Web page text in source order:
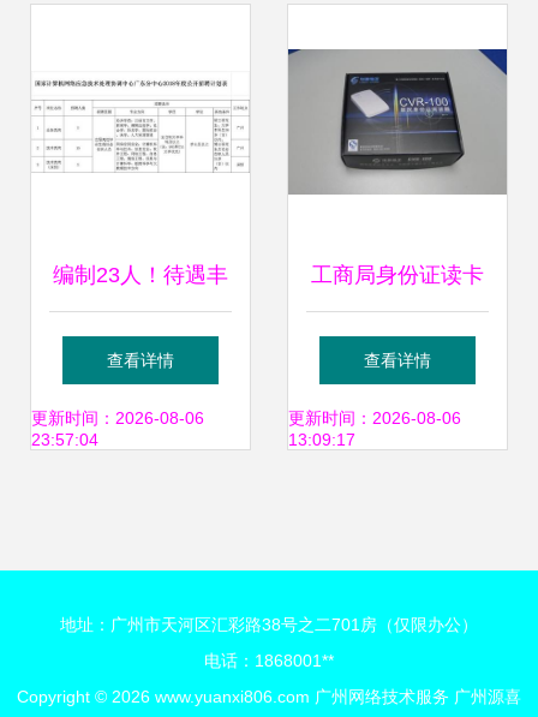
编制23人！待遇丰
厚丨国家计算机网
络应急技术处理协
聘公告
查看详情
更新时间：2026-08-06
23:57:04
工商局身份证读卡
器 智能识别的革新
应用与样板图解析
查看详情
更新时间：2026-08-06
13:09:17
地址：广州市天河区汇彩路38号之二701房（仅限办公）
电话：1868001**
Copyright © 2026 www.yuanxi806.com 广州网络技术服务 广州源喜